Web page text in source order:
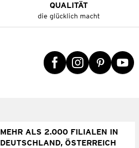
QUALITÄT
die glücklich macht
MEHR ALS 2.000 FILIALEN IN
DEUTSCHLAND, ÖSTERREICH